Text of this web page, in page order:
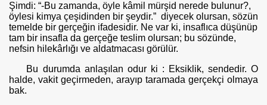
Şimdi: “-Bu zamanda, öyle kâmil mürşid nerede bulunur?,
öylesi kimya çeşidinden bir şeydir.” diyecek olursan, sözün
temelde bir gerçeğin ifadesidir. Ne var ki, in­saflıca düşünüp
tam bir insafla da gerçeğe teslim olursan; bu sözünde,
nefsin hilekârlığı ve aldatmacası görülür.
Bu durumda anlaşılan odur ki : Eksiklik, sendedir. O
halde, vakit geçirmeden, arayıp taramada gerçekçi olmaya
bak.